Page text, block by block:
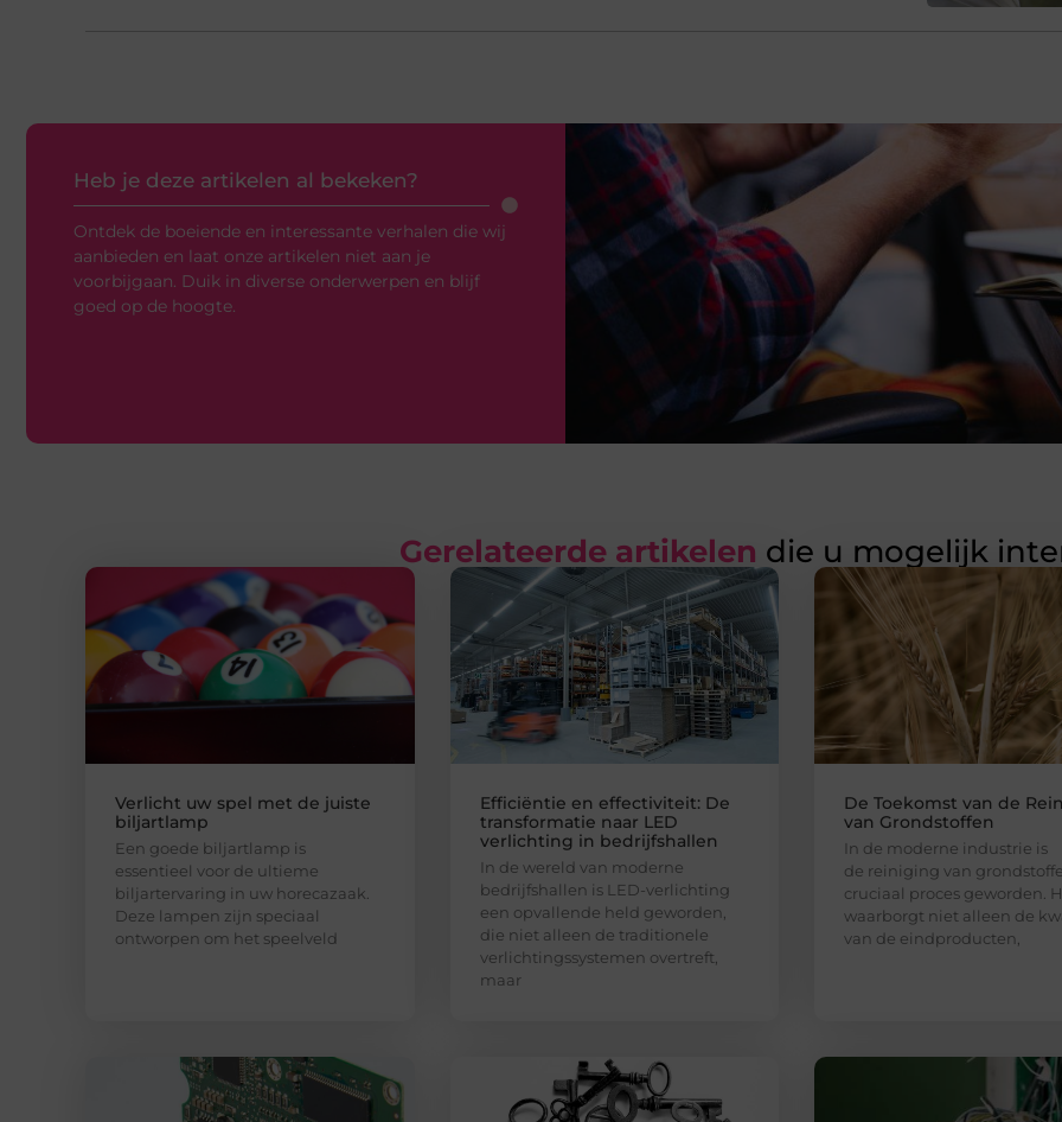
Heb je deze artikelen al bekeken?
Ontdek de boeiende en interessante verhalen die wij
aanbieden en laat onze artikelen niet aan je
voorbijgaan. Duik in diverse onderwerpen en blijf
goed op de hoogte.
Gerelateerde artikelen die u mogelijk
Verlicht uw spel met de juiste
biljartlamp
Een goede biljartlamp is
essentieel voor de ultieme
biljartervaring in uw horecazaak.
Deze lampen zijn speciaal
ontworpen om het speelveld
Efficiëntie en effectiviteit: De
transformatie naar LED
verlichting in bedrijfshallen
In de wereld van moderne
bedrijfshallen is LED-verlichting
een opvallende held geworden,
die niet alleen de traditionele
verlichtingssystemen overtreft,
maar
De Toekomst van de
van Grondstoffen
In de moderne industrie is
de reiniging van
cruciaal proces geworden.
waarborgt niet alleen de
van de eindproducten,